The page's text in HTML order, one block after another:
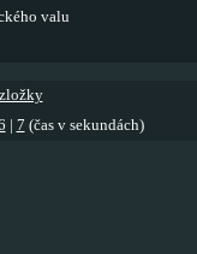
valu
7 (čas v sekundách)